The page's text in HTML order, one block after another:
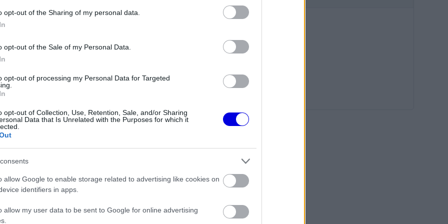
opt-out of the Sharing of my personal data.
opt-out of the Sale of my Personal Data.
opt-out of processing my Personal Data for Targeted
opt-out of Collection, Use, Retention, Sale, and/or Sharing
Data that Is Unrelated with the Purposes for which it
allow Google to enable storage related to advertising like cookies on
identifiers in apps.
allow my user data to be sent to Google for online advertising
Némítás Válasz
versenyző. Nincs a legnagyobbak szintjén, ez a
magát a 2007-2008-as szintjére, akkor partiban lehet
is nyílhat a 8. koronára. Az a fiatalos hév, az a
volt, ha újra tudja gyújtani, akkor előjöhet a vadállati énje,
elkényelmesedett és közben megkopott
2026. 01. 10. 14:35(szerkesztve)
5 NémításVálasz